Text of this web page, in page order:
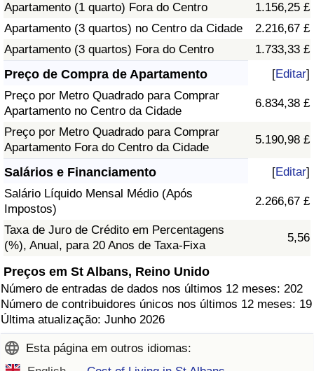
Apartamento (1 quarto) Fora do Centro
1.156,25 £
Apartamento (3 quartos) no Centro da Cidade
2.216,67 £
Apartamento (3 quartos) Fora do Centro
1.733,33 £
Preço de Compra de Apartamento [Editar]
Preço por Metro Quadrado para Comprar
Apartamento no Centro da Cidade
6.834,38 £
Preço por Metro Quadrado para Comprar
Apartamento Fora do Centro da Cidade
5.190,98 £
Salários e Financiamento [Editar]
Salário Líquido Mensal Médio (Após
Impostos)
2.266,67 £
Taxa de Juro de Crédito em Percentagens
(%), Anual, para 20 Anos de Taxa-Fixa
5,56
Preços em St Albans, Reino Unido
Número de entradas de dados nos últimos 12 meses: 202
Número de contribuidores únicos nos últimos 12 meses: 19
Última atualização: Junho 2026
Esta página em outros idiomas: